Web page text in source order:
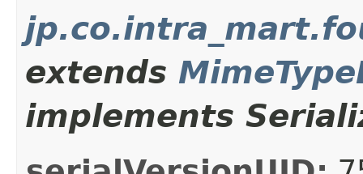
extends
implements